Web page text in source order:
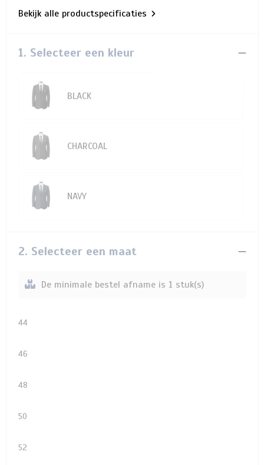
Bekijk alle productspecificaties
1. Selecteer een kleur
BLACK
CHARCOAL
NAVY
2. Selecteer een maat
De minimale bestel afname is 1 stuk(s)
44
46
48
50
52